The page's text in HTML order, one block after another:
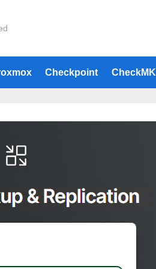
Checkpoint CheckMK